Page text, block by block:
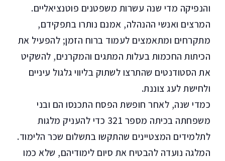
והנפיקה מדי שנה עשרות משפטנים פוטנציאליים.
המרצים ואנשי ההנהלה, אמנם נותרו בתפקידם,
מתקרחים ומתאמצים לעמוד ברוח הזמן; להפעיל את
הכיתות החכמות בעלות המתגים והמקרנים, להשקיט
את הסטודנטים שהתרצו לשתוק בליווי גלגול עיניים
ולחישת לעג צוננת.
כמדי שנה, לאחר חופשת הפסח התכנסו הם ובני
משפחתה בכיתה מספר 321 כדי להעניק מלגות
לתלמידים המצטיינים שהתקשו בתשלום שכר הלימוד.
המלגה נועדה להבטיח את סיום לימודיהם, שלא כמו